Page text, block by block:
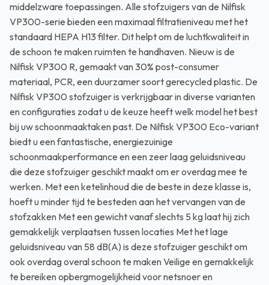
middelzware toepassingen. Alle stofzuigers van de Nilfisk
VP300-serie bieden een maximaal filtratieniveau met het
standaard HEPA H13 filter. Dit helpt om de luchtkwaliteit in
de schoon te maken ruimten te handhaven. Nieuw is de
Nilfisk VP300 R, gemaakt van 30% post-consumer
materiaal, PCR, een duurzamer soort gerecycled plastic. De
Nilfisk VP300 stofzuiger is verkrijgbaar in diverse varianten
en configuraties zodat u de keuze heeft welk model het best
bij uw schoonmaaktaken past. De Nilfisk VP300 Eco-variant
biedt u een fantastische, energiezuinige
schoonmaakperformance en een zeer laag geluidsniveau
die deze stofzuiger geschikt maakt om er overdag mee te
werken. Met een ketelinhoud die de beste in deze klasse is,
hoeft u minder tijd te besteden aan het vervangen van de
stofzakken Met een gewicht vanaf slechts 5 kg laat hij zich
gemakkelijk verplaatsen tussen locaties Met het lage
geluidsniveau van 58 dB(A) is deze stofzuiger geschikt om
ook overdag overal schoon te maken Veilige en gemakkelijk
te bereiken opbergmogelijkheid voor netsnoer en